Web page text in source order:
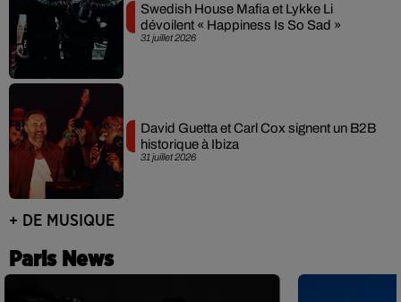
31 juillet 2026
Swedish House Mafia et Lykke Li
dévoilent « Happiness Is So Sad »
31 juillet 2026
David Guetta et Carl Cox signent un B2B
historique à Ibiza
+ DE MUSIQUE
Paris News